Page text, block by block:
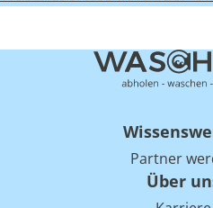
Partner
Über